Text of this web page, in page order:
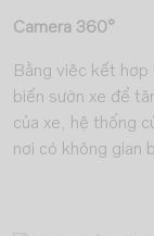
Camera 360°
Bằng việc kết hợp
biến sườn xe để
của xe, hệ thống
nơi có không gian